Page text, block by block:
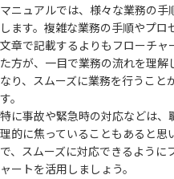
マニュアルでは、様々な業務の手
します。複雑な業務の手順やプロ
文章で記載するよりもフローチャ
た方が、一目で業務の流れを理解
なり、スムーズに業務を行うこと
す。
特に事故や緊急時の対応などは、
理的に焦っていることもあると思
で、スムーズに対応できるように
ャートを活用しましょう。